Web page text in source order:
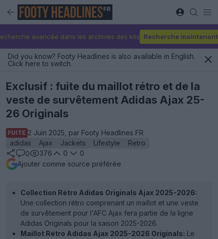
FR
avancée dans les archives des kits Recherche maintenant
Did you know? Footy Headlines is also available in English.
Click here to switch.
Exclusif : fuite du maillot rétro et de la
veste de survêtement Adidas Ajax 25-
26 Originals
FUITE 2 Juin 2025, par Footy Headlines FR
adidas
Ajax Jackets Lifestyle
Retro
0
376 0
0
Ajouter comme source préférée
Collection Rétro Adidas Originals Ajax 2025-2026:
Une collection rétro comprenant un maillot et une veste
de survêtement pour l'AFC Ajax fera partie de la ligne
Adidas Originals pour la saison 2025-2026.
Maillot Rétro Adidas Ajax 2025-2026 Originals: Le